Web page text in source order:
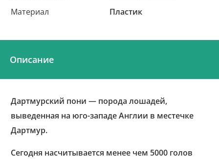
Материал Пластик
Описание
Дартмурский пони — порода лошадей,
выведенная на юго-западе Англии в местечке
Дартмур.
Сегодня насчитывается менее чем 5000 голов